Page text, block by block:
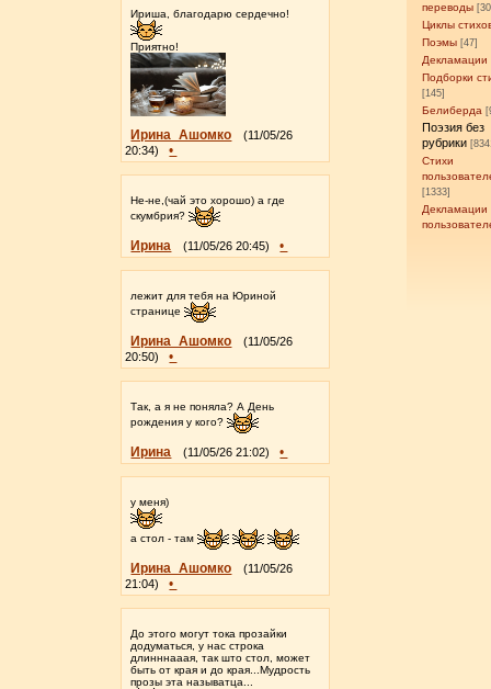
переводы
Циклы
Поэмы [47]
Декламации
Подборки
[145]
Белиберда
Поэзия без
рубрики
Стихи
[1333]
Декламации
Ириша, благодарю сердечно!
Приятно!
Ирина_Ашомко
(11/05/26
20:34)
•
Не-не,(чай это хорошо) а где
скумбрия?
Ирина (11/05/26 20:45) •
лежит для тебя на Юриной
странице
Ирина_Ашомко
(11/05/26
20:50)
•
Так, а я не поняла? А День
рождения у кого?
Ирина (11/05/26 21:02) •
у меня)
а стол - там
Ирина_Ашомко
(11/05/26
21:04)
•
До этого могут тока прозайки
додуматься, у нас строка
длинннааая, так што стол, может
быть от края и до края...Мудрость
прозы эта называтца...